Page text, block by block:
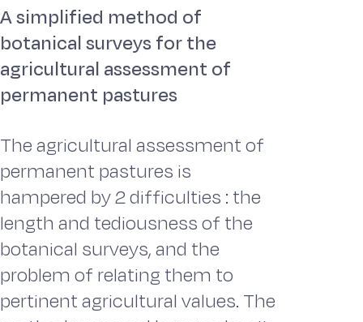
A simplified method of
botanical surveys for the
agricultural assessment of
permanent pastures
The agricultural assessment of
permanent pastures is
hampered by 2 difficulties : the
length and tediousness of the
botanical surveys, and the
problem of relating them to
pertinent agricultural values. The